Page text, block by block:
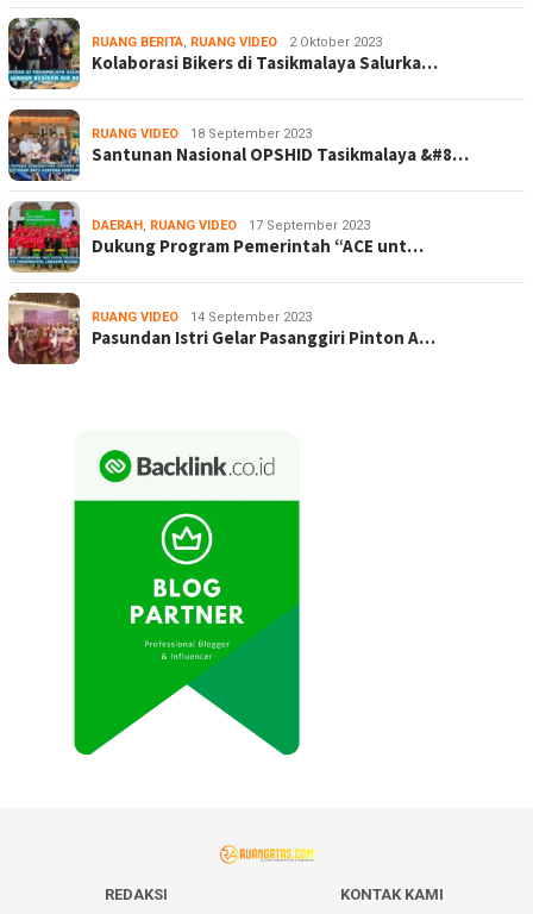
RUANG BERITA, RUANG VIDEO 2 Oktober 2023
Kolaborasi Bikers di Tasikmalaya Salurka…
RUANG VIDEO 18 September 2023
Santunan Nasional OPSHID Tasikmalaya &#8…
DAERAH , RUANG VIDEO 17 September 2023
Dukung Program Pemerintah “ACE unt…
RUANG VIDEO 14 September 2023
Pasundan Istri Gelar Pasanggiri Pinton A…
REDAKSI KONTAK KAMI